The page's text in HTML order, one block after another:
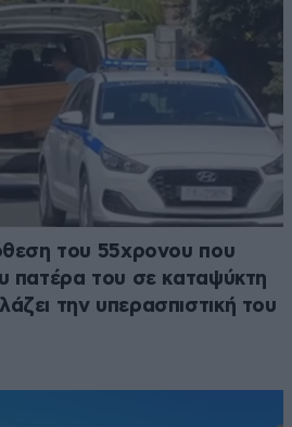
του 55χρονου που
πατέρα του σε καταψύκτη
την υπερασπιστική του